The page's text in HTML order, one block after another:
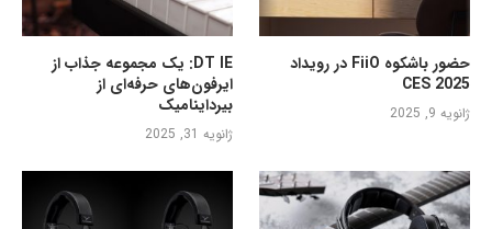
DT IE: یک مجموعه جذاب از
ایرفون‌های حرفه‌ای از
بیرداینامیک
ژانویه 31, 2025
حضور باشکوه FiiO در رویداد
CES 2025
ژانویه 9, 2025